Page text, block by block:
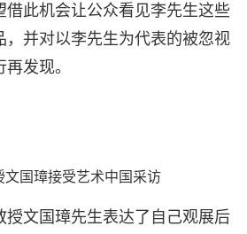
借此机会让公众看见李先生这些
，并对以李先生为代表的被忽视
发现。
文国璋接受艺术中国采访
授文国璋先生表达了自己观展后